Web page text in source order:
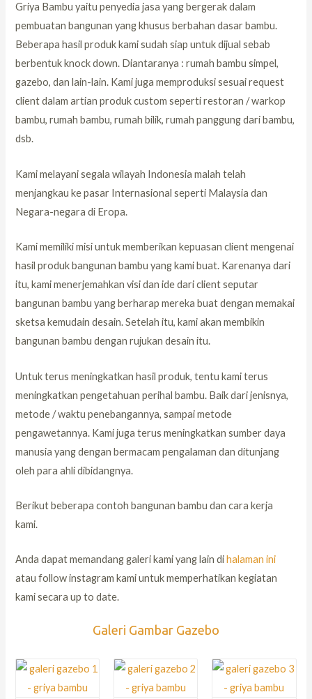
Griya Bambu yaitu penyedia jasa yang bergerak dalam
pembuatan bangunan yang khusus berbahan dasar bambu.
Beberapa hasil produk kami sudah siap untuk dijual sebab
berbentuk knock down. Diantaranya : rumah bambu simpel,
gazebo, dan lain-lain. Kami juga memproduksi sesuai request
client dalam artian produk custom seperti restoran / warkop
bambu, rumah bambu, rumah bilik, rumah panggung dari bambu,
dsb.
Kami melayani segala wilayah Indonesia malah telah
menjangkau ke pasar Internasional seperti Malaysia dan
Negara-negara di Eropa.
Kami memiliki misi untuk memberikan kepuasan client mengenai
hasil produk bangunan bambu yang kami buat. Karenanya dari
itu, kami menerjemahkan visi dan ide dari client seputar
bangunan bambu yang berharap mereka buat dengan memakai
sketsa kemudain desain. Setelah itu, kami akan membikin
bangunan bambu dengan rujukan desain itu.
Untuk terus meningkatkan hasil produk, tentu kami terus
meningkatkan pengetahuan perihal bambu. Baik dari jenisnya,
metode / waktu penebangannya, sampai metode
pengawetannya. Kami juga terus meningkatkan sumber daya
manusia yang dengan bermacam pengalaman dan ditunjang
oleh para ahli dibidangnya.
Berikut beberapa contoh bangunan bambu dan cara kerja
kami.
Anda dapat memandang galeri kami yang lain dihalaman ini
atau follow instagram kami untuk memperhatikan kegiatan
kami secara up to date.
Galeri Gambar Gazebo